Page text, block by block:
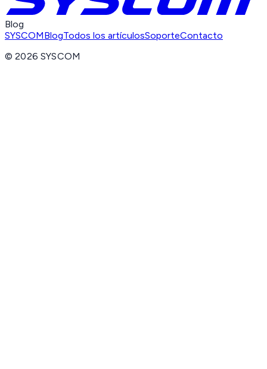
Blog
SYSCOMBlogTodos los artículosSoporteContacto
©2026 SYSCOM